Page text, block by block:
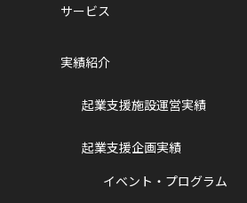
サービス
実績紹介
起業支援施設運営実績
起業支援企画実績
イベント・プログラム